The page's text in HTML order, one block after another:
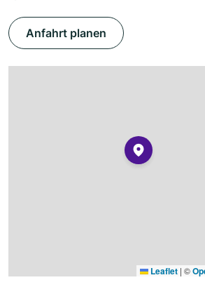
Anfahrt planen
Leaflet | ©